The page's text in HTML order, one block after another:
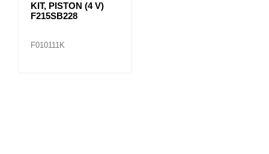
KIT, PISTON (4 V)
F215SB228
F010111K